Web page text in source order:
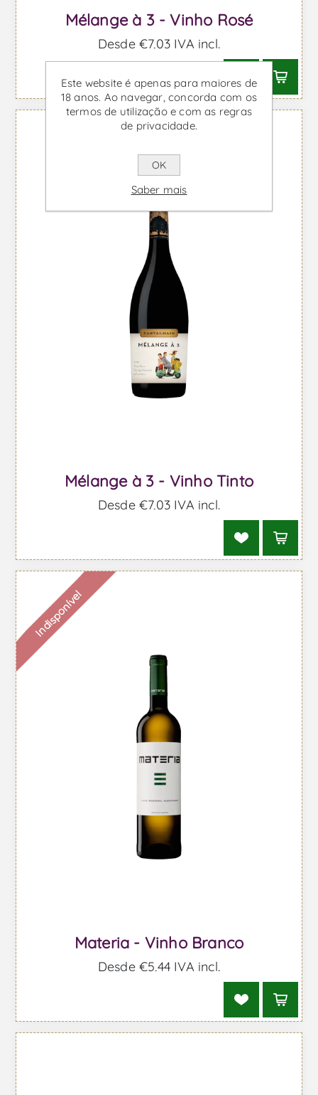
Mélange à 3 - Vinho Rosé
Desde €7,03 IVA incl.
Mélange à 3 - Vinho Tinto
Desde €7,03 IVA incl.
Indisponível
Materia - Vinho Branco
Desde €5,44 IVA incl.
Este website é apenas para maiores de
18 anos. Ao navegar, concorda com os
termos de utilização e com as regras
de privacidade.
OK
Saber mais